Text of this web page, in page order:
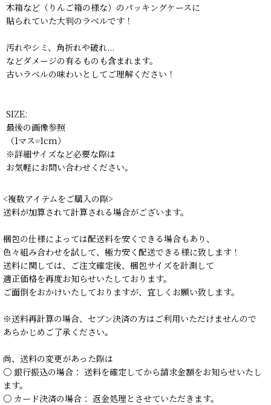
木箱など（りんご箱の様な）のパッキングケースに
貼られていた大判のラベルです！
汚れやシミ、角折れや破れ...
などダメージの有るものも含まれます。
古いラベルの味わいとしてご理解ください！
SIZE:
最後の画像参照
（1マス=1cm）
※詳細サイズなど必要な際は
お気軽にお問い合わせください。
<複数アイテムをご購入の際>
送料が加算されて計算される場合がございます。
梱包の仕様によっては配送料を安くできる場合もあり、
色々組み合わせを試して、極力安く配送できる様に致します！
送料に関しては、ご注文確定後、梱包サイズを計測して
適正価格を再度お知らせいたしております。
ご面倒をおかけいたしておりますが、宜しくお願い致します。
※送料再計算の場合、セブン決済の方はご利用いただけませんので
あらかじめご了承ください。
尚、送料の変更があった際は
○ 銀行振込の場合： 送料を確定してから請求金額をお知らせいたし
ます。
○ カード決済の場合： 返金処理とさせていただきます。